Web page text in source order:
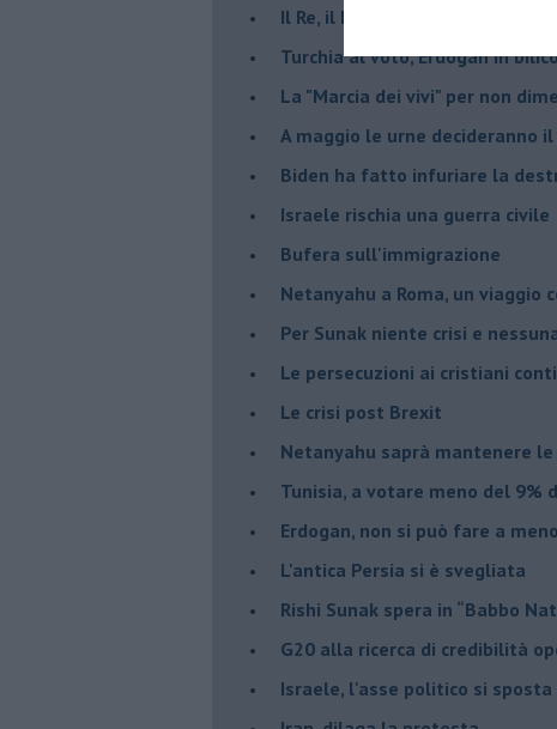
Il Re, il Primo Ministro, il
Turchia al voto, Erdogan in
La "Marcia dei vivi" per non
A maggio le urne decideranno
Biden ha fatto infuriare la
Israele rischia una guerra civile
Bufera sull'immigrazione
Netanyahu a Roma, un viaggio
Per Sunak niente crisi e
Le persecuzioni ai cristiani
Le crisi post Brexit
Netanyahu saprà mantenere le
Tunisia, a votare meno del 9%
Erdogan, non si può fare a
L'antica Persia si è svegliata
Rishi Sunak spera in “Babbo
G20 alla ricerca di credibilità
Israele, l'asse politico si